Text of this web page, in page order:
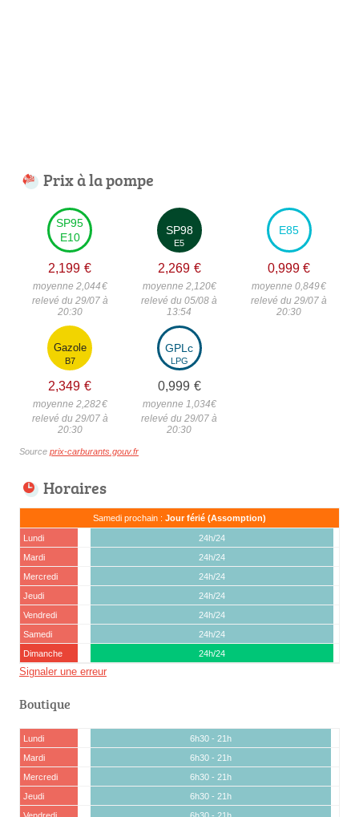
Prix à la pompe
SP95
E10
2,199 €
moyenne 2,044€
relevé du 29/07 à
20:30
SP98
E5
2,269 €
moyenne 2,120€
relevé du 05/08 à
13:54
E85
0,999 €
moyenne 0,849€
relevé du 29/07 à
20:30
Gazole
B7
2,349 €
moyenne 2,282€
relevé du 29/07 à
20:30
GPLc
LPG
0,999 €
moyenne 1,034€
relevé du 29/07 à
20:30
Source prix-carburants.gouv.fr
Horaires
Samedi prochain : Jour férié (Assomption)
Lundi
24h/24
Mardi
24h/24
Mercredi
24h/24
Jeudi
24h/24
Vendredi
24h/24
Samedi
24h/24
Dimanche
24h/24
Signaler une erreur
Boutique
Lundi
6h30 - 21h
Mardi
6h30 - 21h
Mercredi
6h30 - 21h
Jeudi
6h30 - 21h